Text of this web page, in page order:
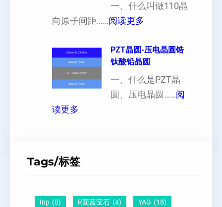
定
超
薄
硅
硬
度
影
响
片
白
或
者
？
一、什么叫做110晶
向原子间距……阅读更多
1
0
晶
向
向
PZT晶圆-压电晶圆锆
钛酸铅晶圆
一、什么是PZT晶
圆、压电晶圆……阅
读更多
晶
-
Tags/标签
Inp (8) R面蓝宝石 (4) YAG (18)